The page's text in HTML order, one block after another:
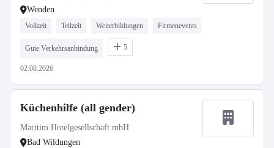
Wenden
Vollzeit Teilzeit Weiterbildungen Firmenevents
Gute Verkehrsanbindung 5
02.08.2026
Küchenhilfe (all gender)
Maritim Hotelgesellschaft mbH
Bad Wildungen